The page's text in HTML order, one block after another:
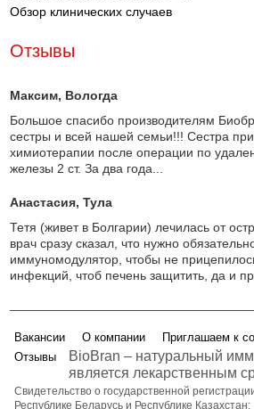
Обзор клинических случаев
Отзывы
Максим, Вологда
Большое спасибо производителям
сестры и всей нашей семьи!!! Сестра
химиотерапии после операции по
железы 2 ст. За два года...
Анастасия, Тула
Тетя (живет в Болгарии) лечилась от
врач сразу сказал, что нужно
иммуномодулятор, чтобы не
инфекций, чтоб печень защитить, да и
Вакансии О компании
Приглашаем к
Отзывы
BioBran – натуральный
является лекарственным
Свидетельство о государственной
Республике Беларусь и Республике Казахстан: